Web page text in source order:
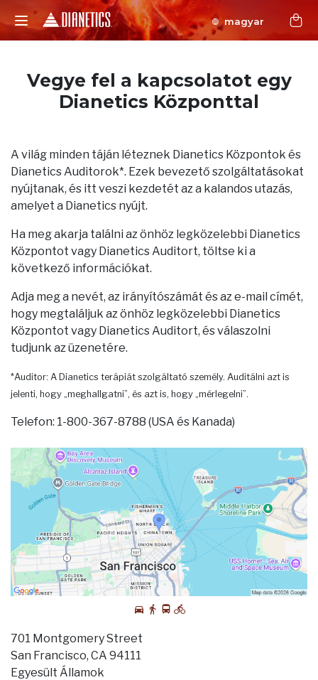
magyar
Vegye fel a kapcsolatot egy
Dianetics Központtal
A világ minden táján léteznek Dianetics Központok és
Dianetics Auditorok*. Ezek bevezető szolgáltatásokat
nyújtanak, és itt veszi kezdetét az a kalandos utazás,
amelyet a Dianetics nyújt.
Ha meg akarja találni az önhöz legközelebbi Dianetics
Központot vagy Dianetics Auditort, töltse ki a
következő információkat.
Adja meg a nevét, az irányítószámát és az e-mail címét,
hogy megtaláljuk az önhöz legközelebbi Dianetics
Központot vagy Dianetics Auditort, és válaszolni
tudjunk az üzenetére.
*Auditor: A Dianetics terápiát szolgáltató személy. Auditálni azt is
jelenti, hogy „meghallgatni”, és azt is, hogy „mérlegelni”.
Telefon: 1-800-367-8788 (USA és Kanada)
701 Montgomery Street
San Francisco, CA 94111
Egyesült Államok